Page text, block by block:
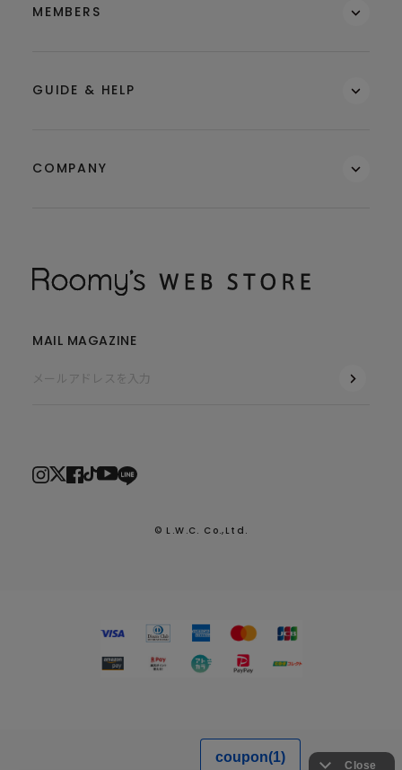
MEMBERS
GUIDE & HELP
COMPANY
MAIL MAGAZINE
© L.W.C. Co.,Ltd.